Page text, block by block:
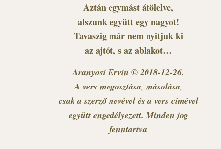
Aztán egymást átölelve,
alszunk együtt egy nagyot!
Tavaszig már nem nyitjuk ki
az ajtót, s az ablakot…
Aranyosi Ervin © 2018-12-26.
A vers megosztása, másolása,
csak a szerző nevével és a vers címével
együtt engedélyezett. Minden jog
fenntartva